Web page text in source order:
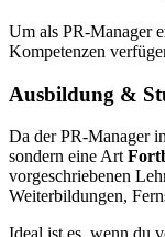
Um als PR-Manager
Kompetenzen
Ausbildung &
Da der PR-Manager
sondern eine Art
vorgeschriebenen
Weiterbildungen,